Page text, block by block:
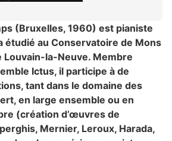
(Bruxelles, 1960) est pianiste
étudié au Conservatoire de Mons
Louvain-la-Neuve. Membre
Ictus, il participe à de
tant dans le domaine des
en large ensemble ou en
(création d’œuvres de
Mernier, Leroux, Harada,